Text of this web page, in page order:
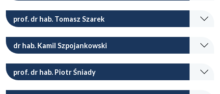
prof. dr hab. Tomasz Szarek
dr hab. Kamil Szpojankowski
prof. dr hab. Piotr Śniady